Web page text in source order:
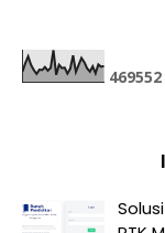
469552